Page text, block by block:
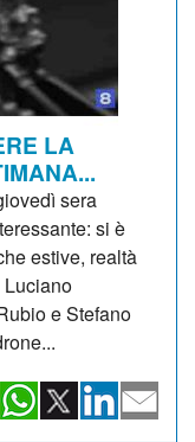
LA
sera
si è
estive, realtà
e Stefano